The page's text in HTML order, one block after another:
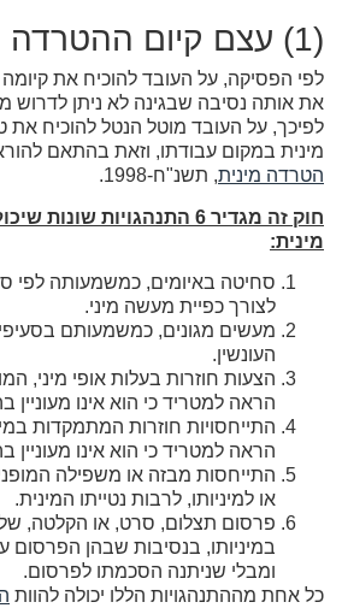
(1) עצם קיום ההטרדה המינית
לפי הפסיקה, על העובד להוכיח את
את אותה נסיבה שבגינה לא ניתן לדרוש
לפיכך, על העובד מוטל הנטל להוכיח את
מינית במקום עבודתו, וזאת בהתאם
הטרדה מינית, תשנ"ח-1998.
חוק זה מגדיר 6 התנהגויות
מינית:
לצורך כפיית מעשה מיני.
העונשין.
הצעות חוזרות בעלות אופי מיני,
הראה למטריד כי הוא אינו מעוניין
התייחסויות חוזרות המתמקדות
הראה למטריד כי הוא אינו מעוניין
התייחסות מבזה או משפילה
או למיניותו, לרבות נטייתו המינית.
פרסום תצלום, סרט, או הקלטה,
במיניותו, בנסיבות שבהן הפרסום
ומבלי שניתנה הסכמתו לפרסום.
כל אחת מההתנהגויות הללו יכולה להוות